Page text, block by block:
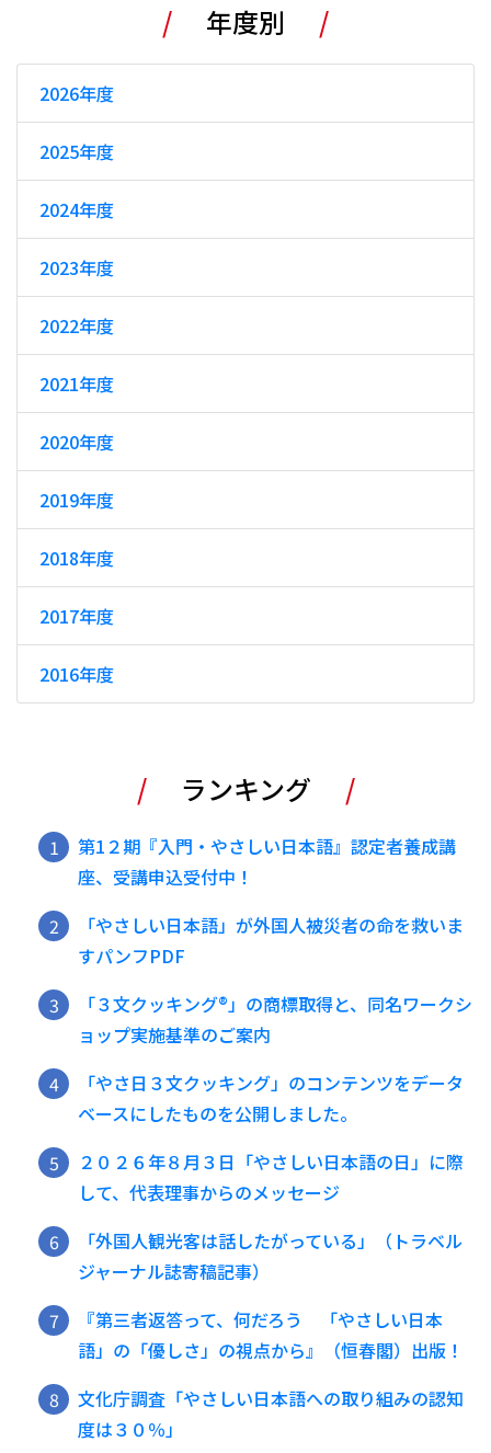
年度別
2026年度
2025年度
2024年度
2023年度
2022年度
2021年度
2020年度
2019年度
2018年度
2017年度
2016年度
ランキング
第1２期『入門・やさしい日本語』認定者養成講
座、受講申込受付中！
「やさしい日本語」が外国人被災者の命を救いま
すパンフPDF
「３文クッキング®️」の商標取得と、同名ワークシ
ョップ実施基準のご案内
「やさ日３文クッキング」のコンテンツをデータ
ベースにしたものを公開しました。
２０２６年８月３日「やさしい日本語の日」に際
して、代表理事からのメッセージ
「外国人観光客は話したがっている」（トラベル
ジャーナル誌寄稿記事）
『第三者返答って、何だろう 「やさしい日本
語」の「優しさ」の視点から』（恒春閣）出版！
文化庁調査「やさしい日本語への取り組みの認知
度は３０％」